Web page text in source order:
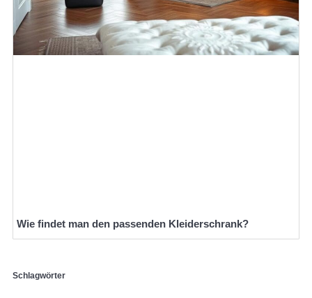
Wie findet man den passenden Kleiderschrank?
Schlagwörter